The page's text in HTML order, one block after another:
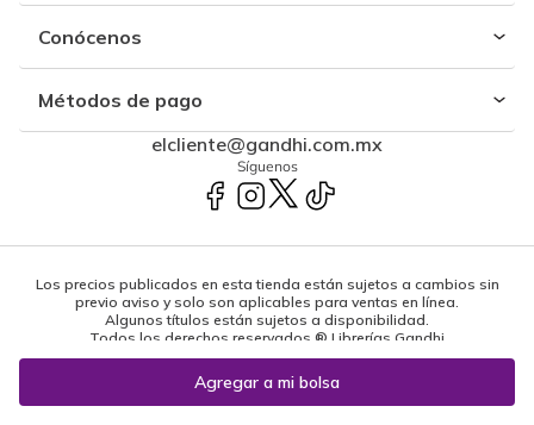
Conócenos
Métodos de pago
elcliente@gandhi.com.mx
Síguenos
Los precios publicados en esta tienda están sujetos a cambios sin
previo aviso y solo son aplicables para ventas en línea.
Algunos títulos están sujetos a disponibilidad.
Todos los derechos reservados ® Librerías Gandhi